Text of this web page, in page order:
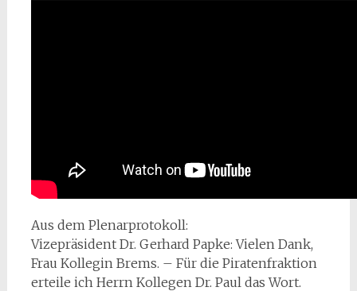
Aus dem Plenarprotokoll:
Vizepräsident Dr. Gerhard Papke: Vielen Dank,
Frau Kollegin Brems. – Für die Piratenfraktion
erteile ich Herrn Kollegen Dr. Paul das Wort.